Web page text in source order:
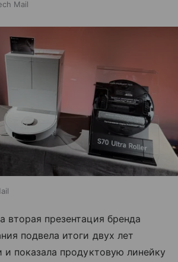
Mail
вторая презентация бренда
подвела итоги двух лет
и показала продуктовую линейку